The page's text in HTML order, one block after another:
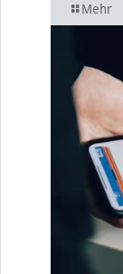
Mehr